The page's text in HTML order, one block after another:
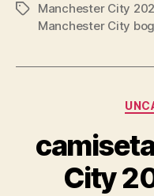
Etiquetas
Manchester City
Manchester City
City